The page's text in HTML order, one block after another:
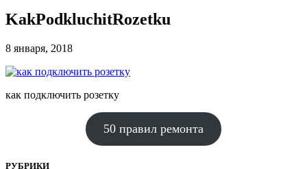
KakPodkluchitRozetku
8 января, 2018
как подключить розетку
50 правил ремонта
РУБРИКИ